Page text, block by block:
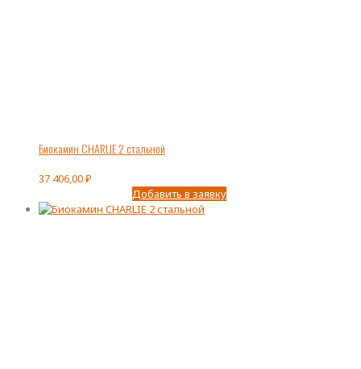
Биокамин CHARLIE 2 стальной
37 406,00₽
Добавить в заявку